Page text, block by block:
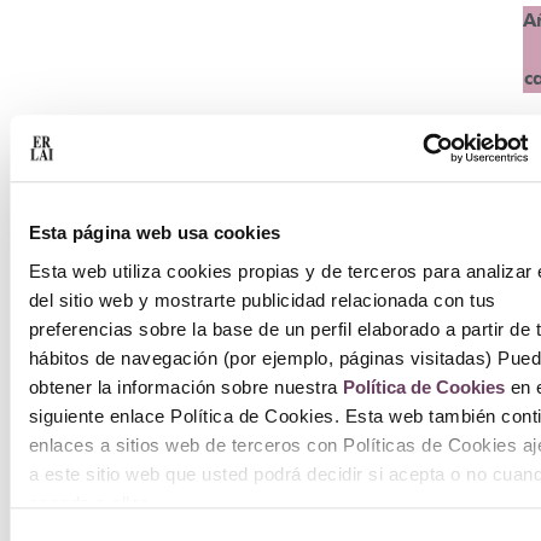
Esta página web usa cookies
Esta web utiliza cookies propias y de terceros para analizar
del sitio web y mostrarte publicidad relacionada con tus
preferencias sobre la base de un perfil elaborado a partir de
hábitos de navegación (por ejemplo, páginas visitadas)
obtener la información sobre nuestra Política de Cookiesen
siguiente enlace Política de Cookies. Esta web también
enlaces a sitios web de terceros con Políticas de Cookies
a este sitio web que usted podrá decidir si acepta o no